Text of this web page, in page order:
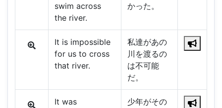
swim across
the river.
かった。
It is impossible
for us to cross
that river.
私達があの
川を渡るの
は不可能
だ。
It was
少年がその